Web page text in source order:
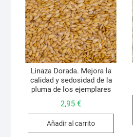
Linaza Dorada. Mejora la
calidad y sedosidad de la
pluma de los ejemplares
2,95€
Añadir al carrito